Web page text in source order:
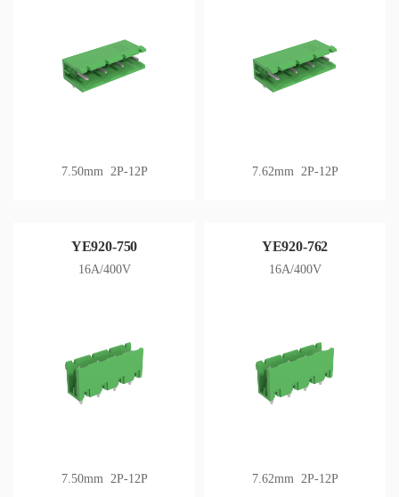
7.50mm 2P-12P 7.62mm 2P-12P
YE920-750
16A/400V
7.50mm 2P-12P
YE920-762
16A/400V
7.62mm 2P-12P